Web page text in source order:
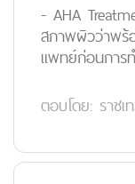
- AHA
สภาพผิวว่าพร้
แพทย์ก่อนการ
ตอบโดย: ราช